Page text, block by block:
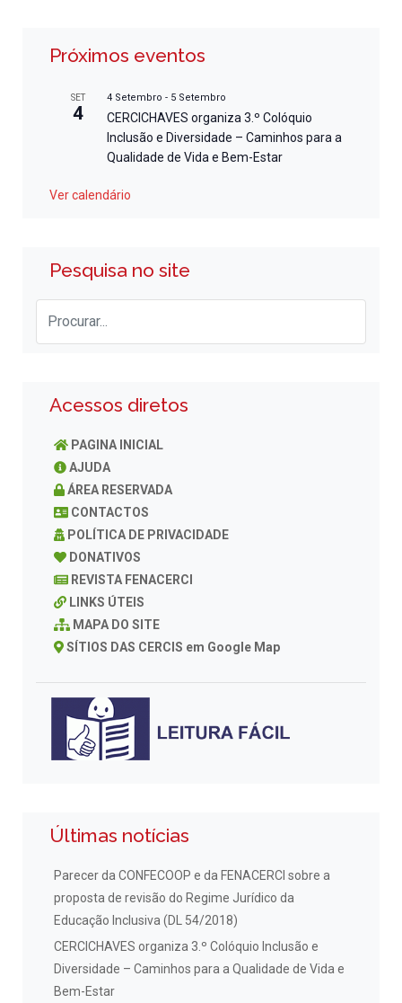
Próximos eventos
SET
4
4 Setembro - 5 Setembro
CERCICHAVES organiza 3.º Colóquio
Inclusão e Diversidade – Caminhos para a
Qualidade de Vida e Bem-Estar
Ver calendário
Pesquisa no site
Acessos diretos
PAGINA INICIAL
AJUDA
ÁREA RESERVADA
CONTACTOS
POLÍTICA DE PRIVACIDADE
DONATIVOS
REVISTA FENACERCI
LINKS ÚTEIS
MAPA DO SITE
SÍTIOS DAS CERCIS em Google Map
Últimas notícias
Parecer da CONFECOOP e da FENACERCI sobre a
proposta de revisão do Regime Jurídico da
Educação Inclusiva (DL 54/2018)
CERCICHAVES organiza 3.º Colóquio Inclusão e
Diversidade – Caminhos para a Qualidade de Vida e
Bem-Estar